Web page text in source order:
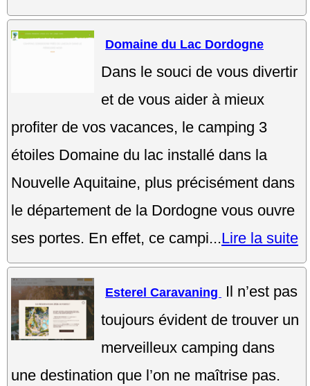
Domaine du Lac Dordogne
Dans le souci de vous divertir
et de vous aider à mieux
profiter de vos vacances, le camping 3
étoiles Domaine du lac installé dans la
Nouvelle Aquitaine, plus précisément dans
le département de la Dordogne vous ouvre
ses portes. En effet, ce campi...Lire la suite
Esterel Caravaning
Il n’est pas
toujours évident de trouver un
merveilleux camping dans
une destination que l’on ne maîtrise pas.